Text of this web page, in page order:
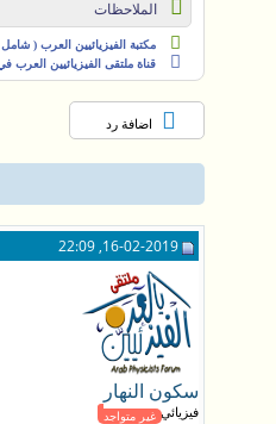
الملاحظات
مكتبة الفيزيائيين العرب (
قناة ملتقى الفيزيائيين العرب
اضافة رد
سكون النهار
غير متواجد
فيزيائي جـديد